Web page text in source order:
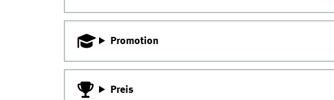
Promotion
Preis